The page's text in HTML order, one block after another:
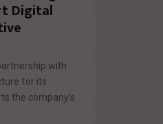
Digital
with
for its
the company’s